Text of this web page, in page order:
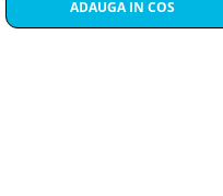
ADAUGA IN COS